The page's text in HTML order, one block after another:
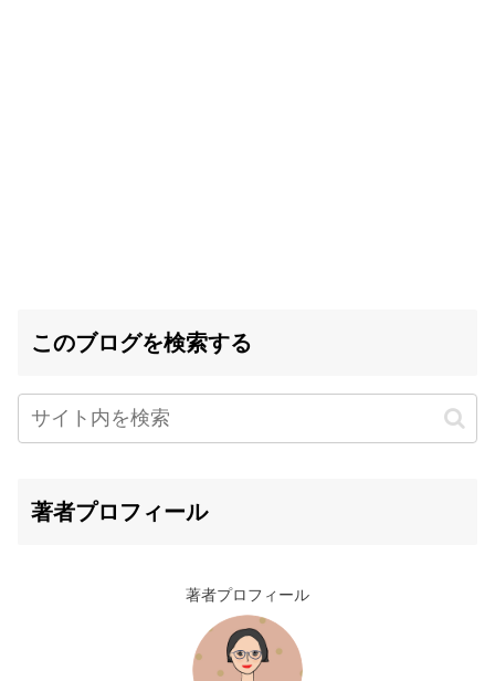
このブログを検索する
著者プロフィール
著者プロフィール